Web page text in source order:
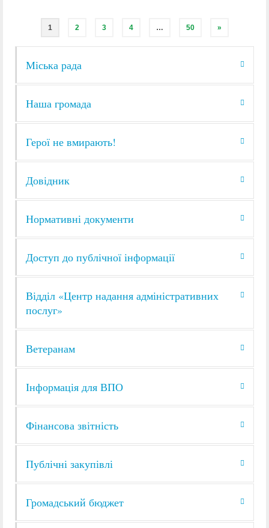
1 2 3 4 … 50 »
Міська рада
Наша громада
Герої не вмирають!
Довідник
Нормативні документи
Доступ до публічної інформації
Відділ «Центр надання адміністративних
послуг»
Ветеранам
Інформація для ВПО
Фінансова звітність
Публічні закупівлі
Громадський бюджет